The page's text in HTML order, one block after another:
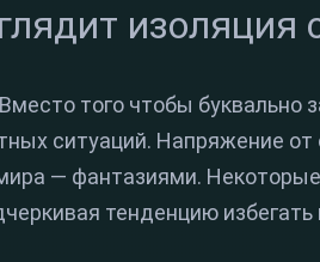
изоляция
того чтобы буквально
ситуаций. Напряжение
— фантазиями.
тенденцию избегать